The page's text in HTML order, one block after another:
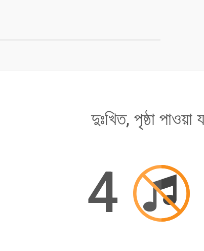
দুঃখিত, পৃষ্ঠা পাওয়া
4